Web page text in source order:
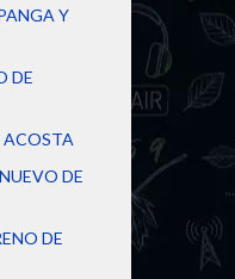
Y
DE
ACOSTA
DE
DE